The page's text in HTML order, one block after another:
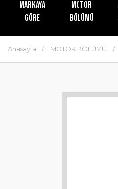
MARKAYA
GÖRE
MOTOR
BÖLÜMÜ
Anasayfa MOTOR BÖLÜMÜ